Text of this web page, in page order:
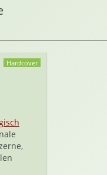
Hardcover